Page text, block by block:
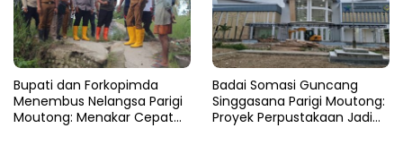
​Bupati dan Forkopimda
Menembus Nelangsa Parigi
Moutong: Menakar Cepat
Badai Somasi Guncang
Singgasana Parigi Moutong:
Proyek Perpustakaan Jadi